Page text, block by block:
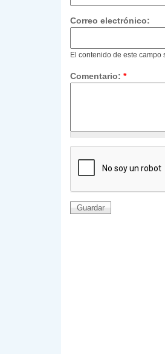
Correo electrónico:
El contenido de este campo
Comentario: *